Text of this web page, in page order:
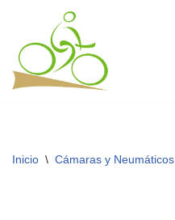
Saltar
al
contenido
Inicio \ Cámaras y Neumáticos